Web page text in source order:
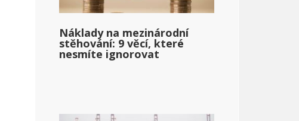
Náklady na mezinárodní
stěhování: 9 věcí, které
nesmíte ignorovat